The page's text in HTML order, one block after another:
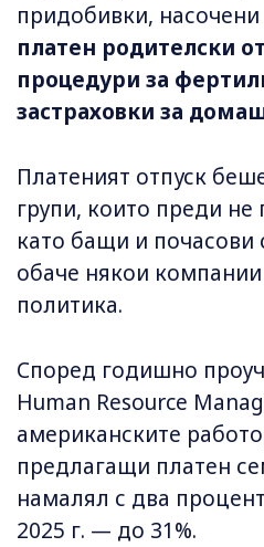
придобивки,
платен родителски
процедури за
застраховки за
Платеният отпуск
групи, които преди не
като бащи и почасови
обаче някои
политика.
Според годишно
Human Resource
американските
предлагащи платен
намалял с два
2025 г. — до 31%.